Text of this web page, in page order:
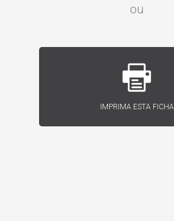
ou
IMPRIMA ESTA FICHA